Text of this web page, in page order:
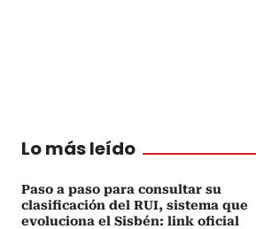
Lo más leído
Paso a paso para consultar su
clasificación del RUI, sistema que
evoluciona el Sisbén: link oficial